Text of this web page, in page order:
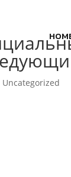
Uncategorized